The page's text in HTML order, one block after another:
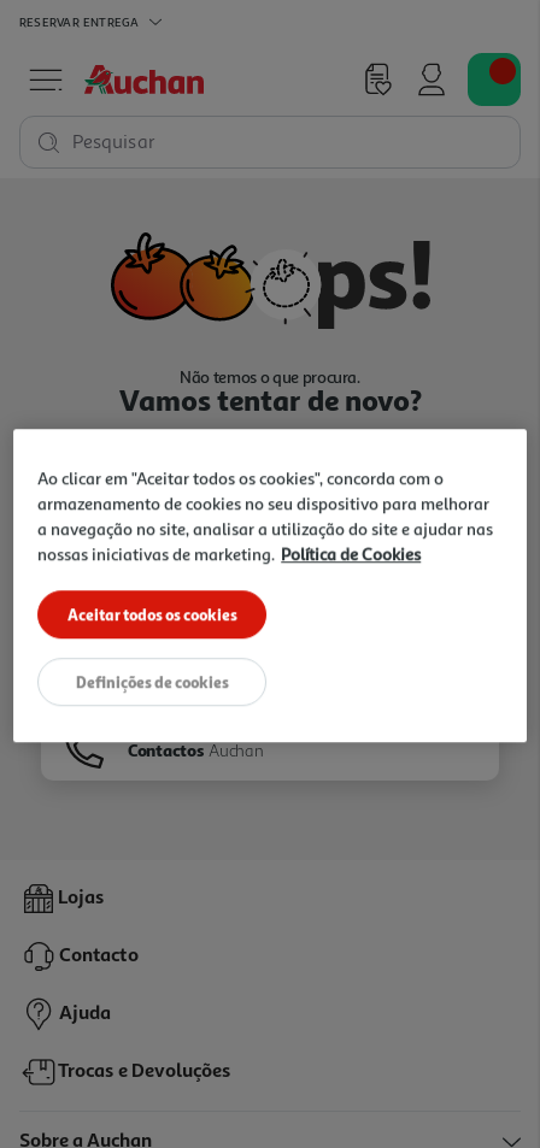
RESERVAR ENTREGA
Pesquisar
Não temos o que procura.
Vamos tentar de novo?
Ir para Homepage
Folhetos
Contactos Auchan
Lojas
Contacto
Ajuda
Trocas e Devoluções
Sobre a Auchan
Ao clicar em "Aceitar todos os cookies", concorda com o
armazenamento de cookies no seu dispositivo para melhorar
a navegação no site, analisar a utilização do site e ajudar nas
nossas iniciativas de marketing. Política de Cookies
Aceitar todos os cookies
Definições de cookies